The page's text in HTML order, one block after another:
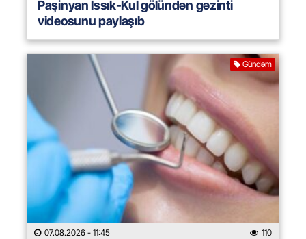
Paşinyan İssık-Kul gölündən gəzinti
videosunu paylaşıb
Gündəm
07.08.2026 - 11:45 110